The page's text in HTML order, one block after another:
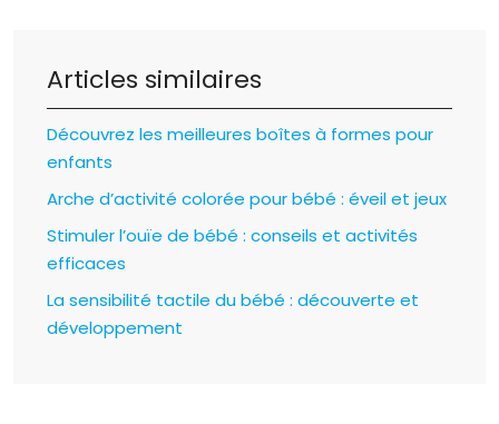
Articles similaires
Découvrez les meilleures boîtes à formes pour
enfants
Arche d’activité colorée pour bébé : éveil et jeux
Stimuler l’ouïe de bébé : conseils et activités
efficaces
La sensibilité tactile du bébé : découverte et
développement